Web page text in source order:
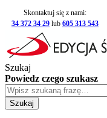
Skontaktuj się z nami:
34 372 34 29 lub 605 313 543
Szukaj
Powiedz czego szukasz
Szukaj